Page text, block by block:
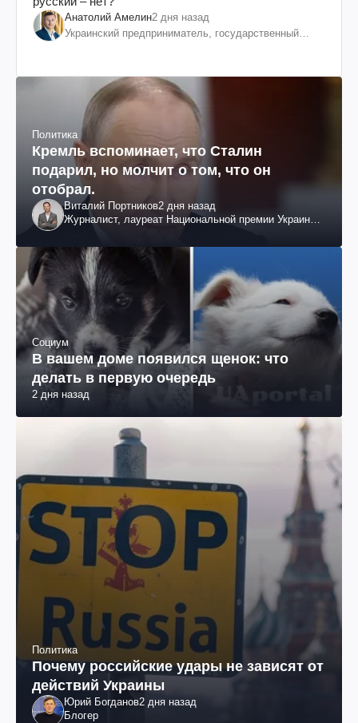
Анатолий Амелин2 дня назад
Украинский предприниматель, государственный
Политика
Кремль вспоминает, что Сталин
подарил, но молчит о том, что он
отобрал.
Виталий Портников2 дня назад
Журналист, лауреат Национальной премии Украины
Социум
В вашем доме появился щенок: что
делать в первую очередь
2 дня назад
Политика
Почему российские удары не зависят от
действий Украины
Юрий Богданов2 дня назад
Блогер